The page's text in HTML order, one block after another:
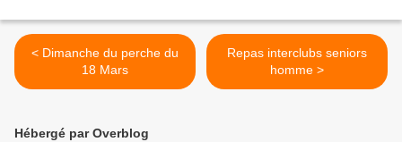
< Dimanche du perche du
18 Mars
Repas interclubs seniors
homme >
Hébergé par Overblog